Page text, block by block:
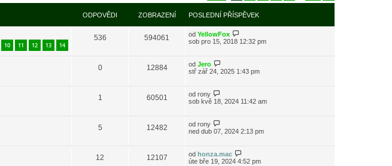
ODPOVĚDI ZOBRAZENÍ POSLEDNÍ PŘÍSPĚVEK
10 11 12 13 14
536 594061 od YellowFox
sob pro 15, 2018 12:32 pm
0 12884 od Jero
stř zář 24, 2025 1:43 pm
1 60501 od rony
sob kvě 18, 2024 11:42 am
5 12482 od rony
ned dub 07, 2024 2:13 pm
12 12107 od honza.mac
úte bře 19, 2024 4:52 pm